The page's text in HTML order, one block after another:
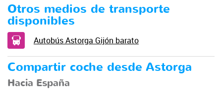
Otros medios de transporte
disponibles
Autobús Astorga Gijón barato
Compartir coche desde Astorga
Hacia España